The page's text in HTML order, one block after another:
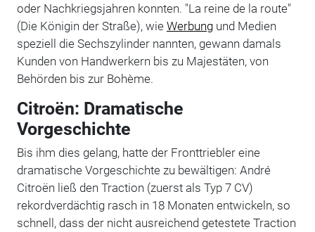
oder Nachkriegsjahren konnten. "La reine de la route"
(Die Königin der Straße), wie Werbungund Medien
speziell die Sechszylinder nannten, gewann damals
Kunden von Handwerkern bis zu Majestäten, von
Behörden bis zur Bohème.
Citroën: Dramatische
Vorgeschichte
Bis ihm dies gelang, hatte der Fronttriebler eine
dramatische Vorgeschichte zu bewältigen: André
Citroën ließ den Traction (zuerst als Typ 7 CV)
rekordverdächtig rasch in 18 Monaten entwickeln, so
schnell, dass der nicht ausreichend getestete Traction